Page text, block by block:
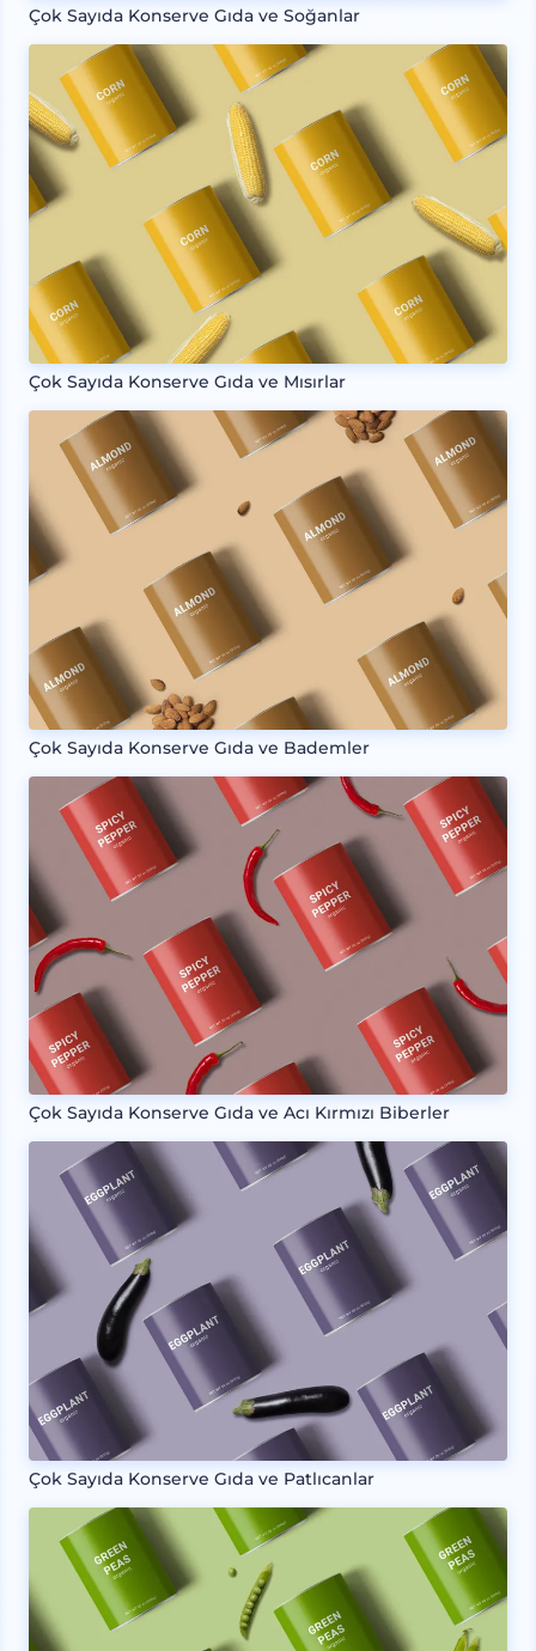
Çok Sayıda Konserve Gıda ve Soğanlar
Çok Sayıda Konserve Gıda ve Mısırlar
Çok Sayıda Konserve Gıda ve Bademler
Çok Sayıda Konserve Gıda ve Acı Kırmızı Biberler
Çok Sayıda Konserve Gıda ve Patlıcanlar